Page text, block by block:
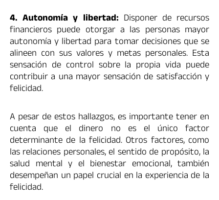
4. Autonomía y libertad: Disponer de recursos
financieros puede otorgar a las personas mayor
autonomía y libertad para tomar decisiones que se
alineen con sus valores y metas personales. Esta
sensación de control sobre la propia vida puede
contribuir a una mayor sensación de satisfacción y
felicidad.
A pesar de estos hallazgos, es importante tener en
cuenta que el dinero no es el único factor
determinante de la felicidad. Otros factores, como
las relaciones personales, el sentido de propósito, la
salud mental y el bienestar emocional, también
desempeñan un papel crucial en la experiencia de la
felicidad.